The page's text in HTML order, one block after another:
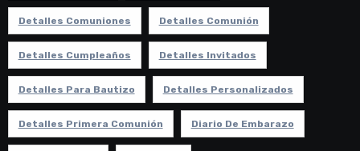
Detalles Comuniones Detalles Comunión
Detalles Cumpleaños Detalles Invitados
Detalles Para Bautizo Detalles Personalizados
Detalles Primera Comunión Diario De Embarazo